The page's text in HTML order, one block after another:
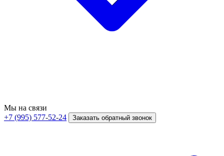
Мы на связи
+7 (995) 577-52-24
Заказать обратный звонок